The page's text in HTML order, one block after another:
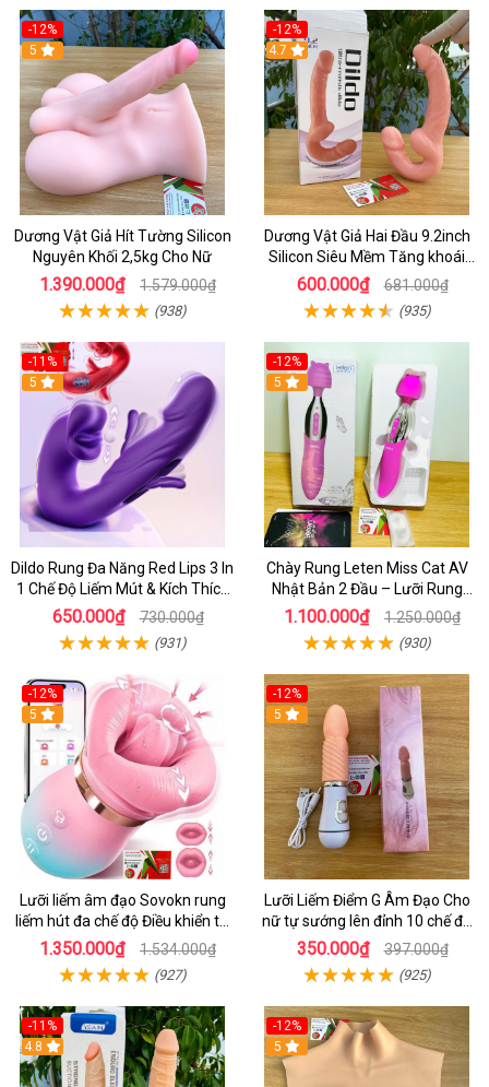
-12%
5
Dương Vật Giả Hít Tường Silicon
Nguyên Khối 2,5kg Cho Nữ
1.390.000₫ 1.579.000₫
(938)
-12%
4.7
Dương Vật Giả Hai Đầu 9.2inch
Silicon Siêu Mềm Tăng khoái
Cảm Đôi Đỉnh Cao
600.000₫ 681.000₫
(935)
-11%
5
Dildo Rung Đa Năng Red Lips 3 In
1 Chế Độ Liếm Mút & Kích Thích
Điểm G
650.000₫ 730.000₫
(931)
-12%
5
Chày Rung Leten Miss Cat AV
Nhật Bản 2 Đầu – Lưỡi Rung
Siêu Mạnh Kết Hợp Sưởi Ấm Cho
Nữ Sung Sướng
1.100.000₫ 1.250.000₫
(930)
-12%
5
Lưỡi liếm âm đạo Sovokn rung
liếm hút đa chế độ Điều khiển từ
xa qua app
1.350.000₫ 1.534.000₫
(927)
-12%
5
Lưỡi Liếm Điểm G Âm Đạo Cho
nữ tự sướng lên đỉnh 10 chế độ
rung giá tốt
350.000₫ 397.000₫
(925)
-11%
4.8
-12%
5